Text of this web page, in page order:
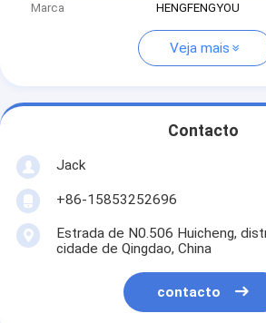
Marca
HENGFENGYOU
Veja mais
Contacto
Jack
+86-15853252696
Estrada de N0.506 Huicheng,
cidade de Qingdao, China
contacto